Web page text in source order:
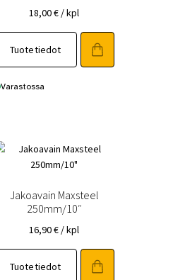
18,00€ / kpl
Tuotetiedot
Varastossa
Jakoavain Maxsteel
250mm/10″
16,90€ / kpl
Tuotetiedot